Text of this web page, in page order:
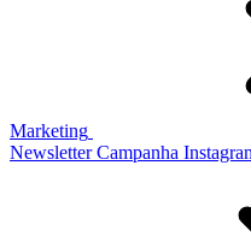
Marketing
Newsletter Campanha